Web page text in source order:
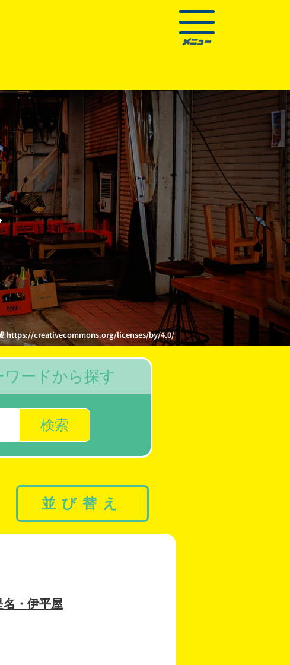
https://creativecommons.org/licenses/by/4.0/
検索
ワードから探す
名・伊平屋
並び替え